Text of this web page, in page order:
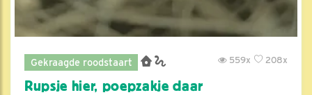
Gekraagde roodstaart 208x
559x
Rupsje hier, poepzakje daar